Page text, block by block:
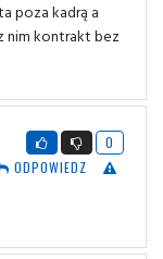
poza kadrą a
nim kontrakt bez
0
ODPOWIEDZ